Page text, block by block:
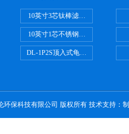
10英寸3芯钛棒滤芯过滤器
10英寸1芯不锈钢钛棒过滤器
DL-1P2S顶入式龟背过滤器
环保科技有限公司 版权所有 技术支持：